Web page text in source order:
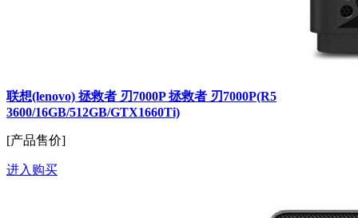
联想(lenovo) 拯救者 刃7000P 拯救者 刃7000P(R5
3600/16GB/512GB/GTX1660Ti)
[产品售价]
进入购买